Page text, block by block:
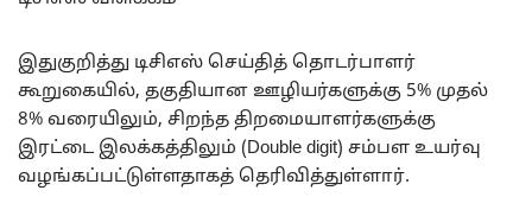
இதுகுறித்து டிசிஎஸ் செய்தித் தொடர்பாளர்
கூறுகையில், தகுதியான ஊழியர்களுக்கு 5% முதல்
8% வரையிலும், சிறந்த திறமையாளர்களுக்கு
இரட்டை இலக்கத்திலும் (Double digit) சம்பள உயர்வு
வழங்கப்பட்டுள்ளதாகத் தெரிவித்துள்ளார்.